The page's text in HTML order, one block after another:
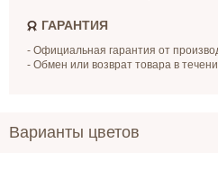
ГАРАНТИЯ
- Официальная гарантия от
- Обмен или возврат товара в
Варианты цветов